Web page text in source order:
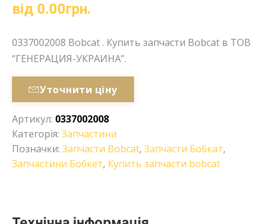
від 0.00грн.
0337002008 Bobcat . Купить запчасти Bobcat в ТОВ
“ГЕНЕРАЦИЯ-УКРАИНА”.
Уточнити ціну
Артикул: 0337002008
Категорія: Запчастини
Позначки: Запчасти Bobcat, Запчасти Бобкат,
Запчастини Бобкет, Купить запчасти bobcat